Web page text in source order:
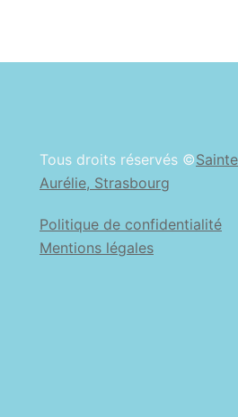
Tous droits réservés ©
Aurélie, Strasbourg
Politique de confidentialité
Mentions légales